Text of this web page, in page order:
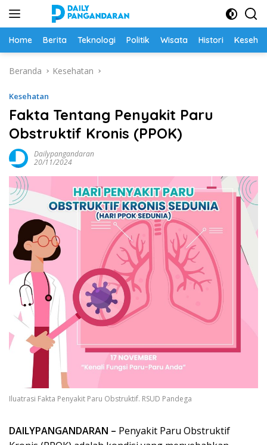
Home Berita Teknologi Politik Wisata Histori
Beranda Kesehatan
Kesehatan
Fakta Tentang Penyakit Paru
Obstruktif Kronis (PPOK)
Dailypangandaran
20/11/2024
Iluatrasi Fakta Penyakit Paru Obstruktif. RSUD Pandega
DAILYPANGANDARAN – Penyakit Paru Obstruktif